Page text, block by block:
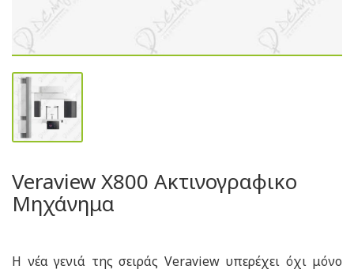
Veraview X800 Ακτινογραφικο
Μηχάνημα
Η νέα γενιά της σειράς Veraview υπερέχει όχι μόνο